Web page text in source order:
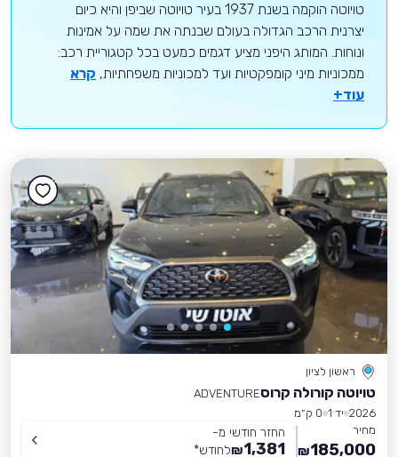
טויוטה הוקמה בשנת 1937 בעיר טויוטה שביפן והיא כיום
יצרנית הרכב הגדולה בעולם שבנתה את שמה על אמינות
ונוחות. המותג היפני מציע דגמים כמעט בכל קטגוריית רכב:
ממכוניות מיני קומפקטיות ועד למכוניות משפחתיות, קרא
עוד+
ראשון לציון
טויוטה קורולה קרוסADVENTURE
2026 יד 1
0 ק״מ
מחיר
185,000
₪
החזר חודשי מ-
1,381
₪לחודש*